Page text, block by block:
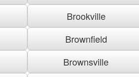
Brookville
Brownfield
Brownsville